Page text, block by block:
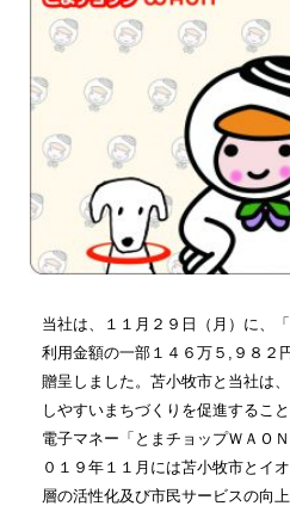
当社は、１１月２９日（月）に、
利用金額の一部１４６万５
９８２
贈呈しました。苫小牧市と当社は
しやすいまちづくりを促進するこ
電子マネー「とまチョップＷＡＯ
０１９年１１月には苫小牧市とイ
層の活性化及び市民サービスの向